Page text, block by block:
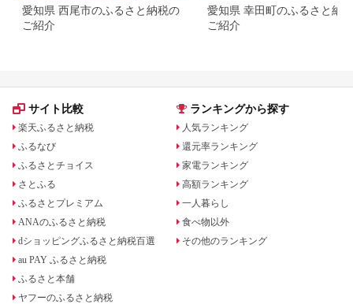
愛知県 西尾市のふるさと納税の
ご紹介
愛知県 幸田町のふるさと納
ご紹介
サイト比較
楽天ふるさと納税
ふるなび
ふるさとチョイス
さとふる
ふるさとプレミアム
ANAのふるさと納税
dショッピングふるさと納税百選
au PAY ふるさと納税
ふるさと本舗
ヤフーのふるさと納税
ランキングから探す
人気ランキング
還元率ランキング
家電ランキング
高額ランキング
一人暮らし
食べ物以外
その他のランキング